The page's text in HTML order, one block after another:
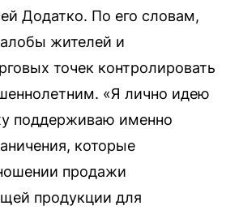
Додатко. По его словам,
жителей и
точек контролировать
«Я лично идею
поддерживаю именно
которые
продажи
продукции для